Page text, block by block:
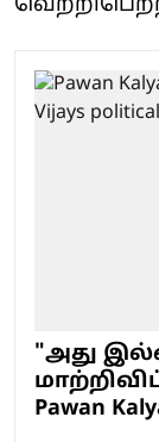
"அது
Pawan